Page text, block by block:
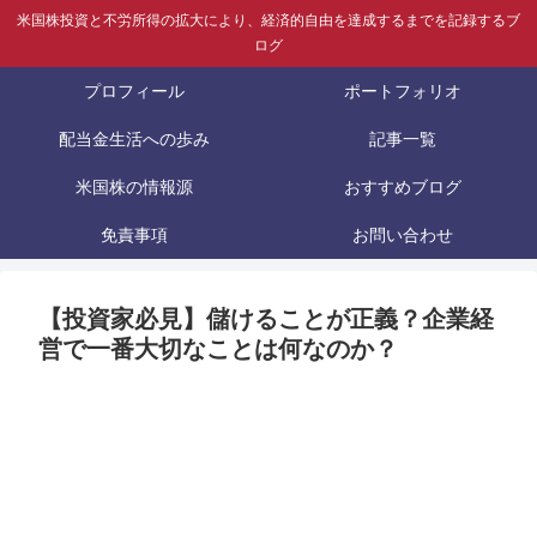
米国株投資と不労所得の拡大により、経済的自由を達成するまでを記録するブ
ログ
プロフィール ポートフォリオ
配当金生活への歩み 記事一覧
米国株の情報源 おすすめブログ
免責事項 お問い合わせ
【投資家必見】儲けることが正義？企業経
営で一番大切なことは何なのか？